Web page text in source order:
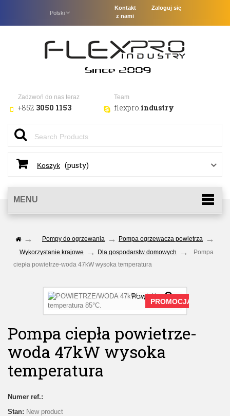
Zaloguj się
Polski
Kontakt
z nami
Zadzwoń do nas teraz
+852 3050 1153
Team
flexpro.industry
Koszyk (pusty)
MENU
Pompy do ogrzewania
Pompa ogrzewacza powietrza
Wykorzystanie krajowe
Dla gospodarstw domowych
Pompa
ciepła powietrze-woda 47kW wysoka temperatura
PROMOCJA!
Powiększ
Pompa ciepła powietrze-
woda 47kW wysoka
temperatura
Numer ref.:
Stan: New product